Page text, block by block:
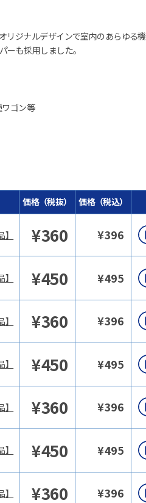
リジナルデザインで室内のあらゆる機
ーも採用しました。
ゴン等
価格（税抜） 価格（税込）
¥360 ¥396
¥450 ¥495
¥360 ¥396
¥450 ¥495
¥360 ¥396
¥450 ¥495
¥360 ¥396